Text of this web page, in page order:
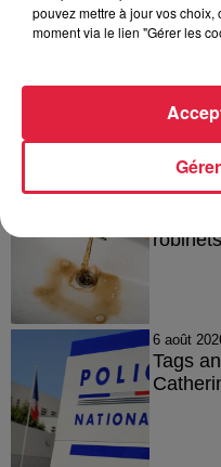
A lire aussi
6 août
robinets
6 août
Tags
pouvez mettre à jour vos
moment via le lien "Gérer les